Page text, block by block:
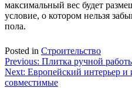
максимальный вес будет
условие, о котором нельзя
пола.
Posted in Строительство
Навигация
по
Previous: Плитка ручной
Next: Европейский интерьер
совместимые